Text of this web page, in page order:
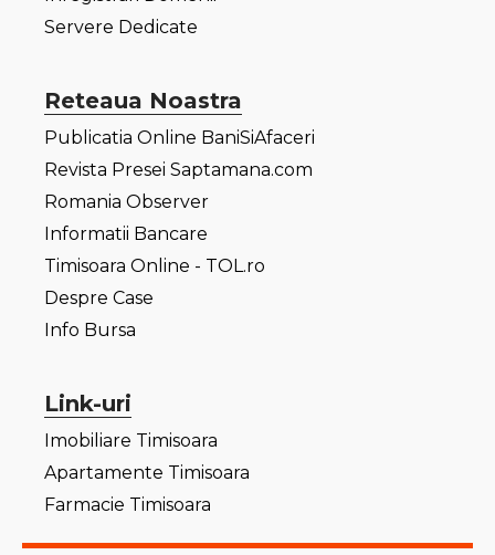
Servere Dedicate
Reteaua Noastra
Publicatia Online BaniSiAfaceri
Revista Presei Saptamana.com
Romania Observer
Informatii Bancare
Timisoara Online - TOL.ro
Despre Case
Info Bursa
Link-uri
Imobiliare Timisoara
Apartamente Timisoara
Farmacie Timisoara